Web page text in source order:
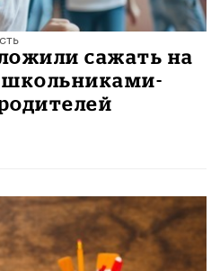
сажать на
школьниками-